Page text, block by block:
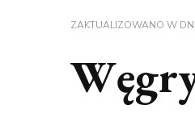
ZAKTUALIZOWANO W